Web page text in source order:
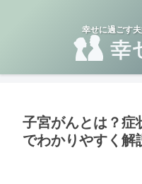
幸せに過ごす
子宮がんとは？症
でわかりやすく解